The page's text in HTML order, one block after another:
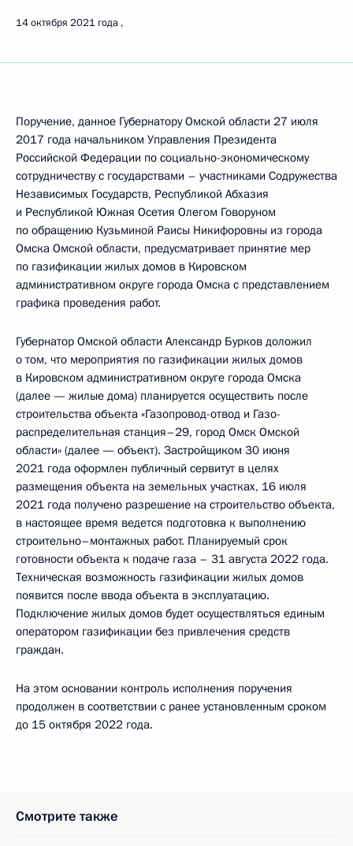
14 октября 2021 года
Поручение, данное Губернатору Омской области 27 июля
2017 года начальником Управления Президента
Российской Федерации по социально-экономическому
сотрудничеству с государствами – участниками Содружества
Независимых Государств, Республикой Абхазия
и Республикой Южная Осетия Олегом Говоруном
по обращению Кузьминой Раисы Никифоровны из города
Омска Омской области, предусматривает принятие мер
по газификации жилых домов в Кировском
административном округе города Омска с представлением
графика проведения работ.
Губернатор Омской области Александр Бурков доложил
о том, что мероприятия по газификации жилых домов
в Кировском административном округе города Омска
(далее — жилые дома) планируется осуществить после
строительства объекта «Газопровод-отвод и Газо-
распределительная станция–29, город Омск Омской
области» (далее — объект). Застройщиком 30 июня
2021 года оформлен публичный сервитут в целях
размещения объекта на земельных участках, 16 июля
2021 года получено разрешение на строительство объекта,
в настоящее время ведется подготовка к выполнению
строительно–монтажных работ. Планируемый срок
готовности объекта к подаче газа – 31 августа 2022 года.
Техническая возможность газификации жилых домов
появится после ввода объекта в эксплуатацию.
Подключение жилых домов будет осуществляться единым
оператором газификации без привлечения средств
граждан.
На этом основании контроль исполнения поручения
продолжен в соответствии с ранее установленным сроком
до 15 октября 2022 года.
Смотрите также